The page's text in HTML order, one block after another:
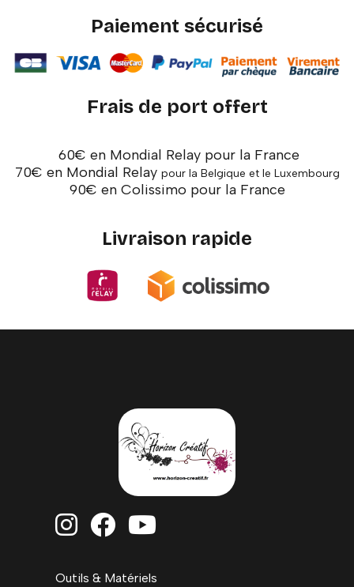
Paiement sécurisé
Frais de port offert
60€ en Mondial Relay pour la France
70€ en Mondial Relay pour la Belgique et le Luxembourg
90€ en Colissimo pour la France
Livraison rapide
  
Outils & Matériels